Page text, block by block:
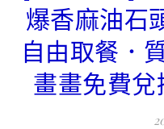
爆香麻油石
自由取餐．
畫畫免費